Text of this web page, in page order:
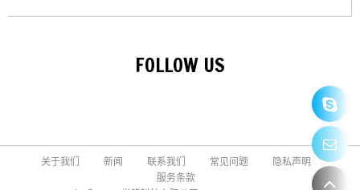
FOLLOW US
关于我们 新闻 联系我们 常见问题
隐私声明
服务条款